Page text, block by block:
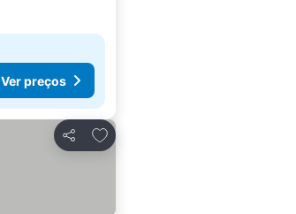
Ver preços
Partilhar
Adicionar aos favoritos